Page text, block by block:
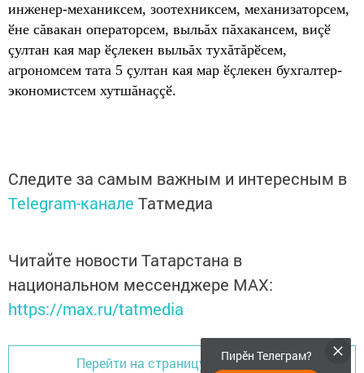
инженер-механиксем, зоотехниксем, механизаторсем,
ӗне сăвакан операторсем, выльăх пăхакансем, виçӗ
çултан кая мар ӗçлекен выльăх тухăтăрӗсем,
агрономсем тата 5 çултан кая мар ӗçлекен бухгалтер-
экономистсем хутшăнаççӗ.
Следите за самым важным и интересным в
Telegram-канале Татмедиа
Читайте новости Татарстана в
национальном мессенджере MАХ:
https://max.ru/tatmedia
Перейти на страницу новостиПирӗн Телеграм?